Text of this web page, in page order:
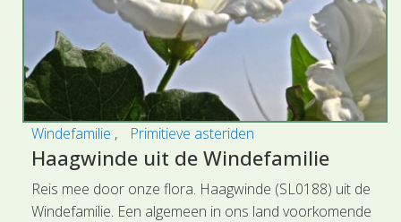
Windefamilie Primitieve asteriden
Haagwinde uit de Windefamilie
Reis mee door onze flora. Haagwinde (SL0188) uit de
Windefamilie. Een algemeen in ons land voorkomende